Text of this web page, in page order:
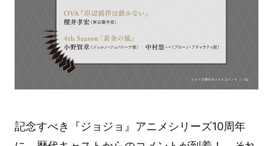
記念すべき『ジョジョ』アニメシリーズ10周年